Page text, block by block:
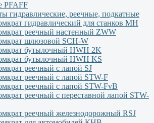
PFAFF
гидравлические, реечные, подкатные
гидравлический для станков МН
реечный настенный ZWW
шлюзовой SCH-W
бутылочный HWH 2K
бутылочный HWH KS
реечный с лапой SJ
реечный с лапой STW-F
реечный с лапой STW-FvB
реечный с переставной лапой STW-
реечный железнодорожный RSJ